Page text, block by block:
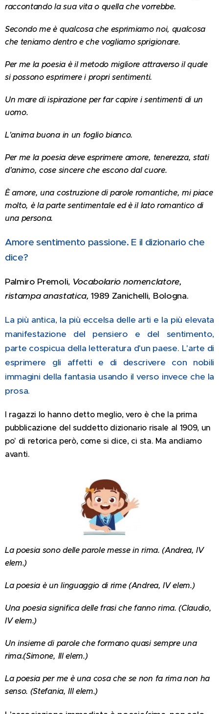
raccontando la sua vita o quella che vorrebbe.
Secondo me è qualcosa che esprimiamo noi, qualcosa
che teniamo dentro e che vogliamo sprigionare.
Per me la poesia è il metodo migliore attraverso il quale
si possono esprimere i propri sentimenti.
Un mare di ispirazione per far capire i sentimenti di un
uomo.
L'anima buona in un foglio bianco.
Per me la poesia deve esprimere amore, tenerezza, stati
d'animo, cose sincere che escono dal cuore.
È amore, una costruzione di parole romantiche, mi piace
molto, è la parte sentimentale ed è il lato romantico di
una persona.
Amore sentimento passione. E il dizionario che
dice?
Palmiro Premoli,Vocabolario nomenclatore,
ristampa anastatica,1989 Zanichelli, Bologna.
La più antica, la più eccelsa delle arti e la più elevata
manifestazione del pensiero e del sentimento,
parte cospicua della letteratura d'un paese. L'arte di
esprimere gli affetti e di descrivere con nobili
immagini della fantasia usando il verso invece che la
prosa.
I ragazzi lo hanno detto meglio, vero è che la prima
pubblicazione del suddetto dizionario risale al 1909, un
po' di retorica però, come si dice, ci sta. Ma andiamo
avanti.
La poesia sono delle parole messe in rima. (Andrea, IV
elem.)
La poesia è un linguaggio di rime (Andrea, IV elem.)
Una poesia significa delle frasi che fanno rima. (Claudio,
IV elem.)
Un insieme di parole che formano quasi sempre una
rima.(Simone, III elem.)
La poesia per me è una cosa che se non fa rima non ha
senso. (Stefania, III elem.)